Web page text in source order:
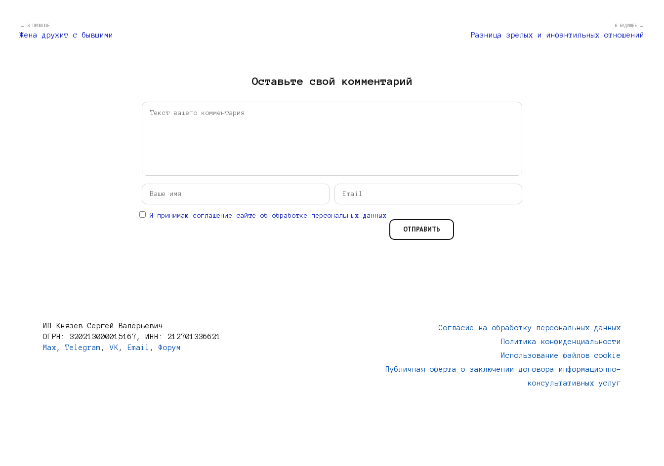
← В ПРОШЛОЕ
Жена дружит с бывшими
В БУДУЩЕЕ →
Разница зрелых и инфантильных отношений
Оставьте свой комментарий
Я принимаю соглашение сайте об обработке персональных данных
ИП Князев Сергей Валерьевич
ОГРН: 320213000015167, ИНН: 212701336621
Max ,Telegram ,VK , Email , Форум
Согласие на обработку персональных данных
Политика конфиденциальности
Использование файлов cookie
Публичная оферта о заключении договора информационно-
консультативных услуг